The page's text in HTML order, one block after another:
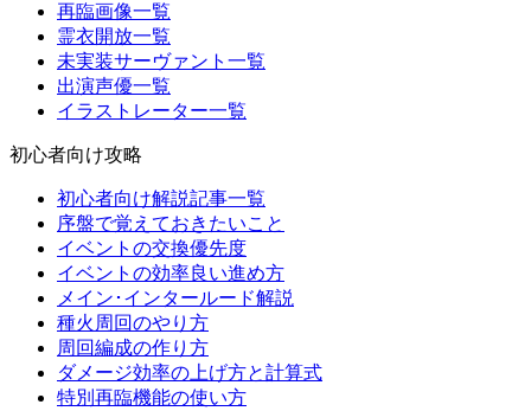
再臨画像一覧
霊衣開放一覧
未実装サーヴァント一覧
出演声優一覧
イラストレーター一覧
初心者向け攻略
初心者向け解説記事一覧
序盤で覚えておきたいこと
イベントの交換優先度
イベントの効率良い進め方
メイン･インタールード解説
種火周回のやり方
周回編成の作り方
ダメージ効率の上げ方と計算式
特別再臨機能の使い方